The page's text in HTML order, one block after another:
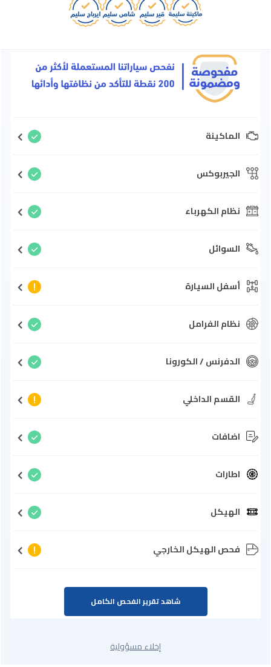
الماكينة
الجيربوكس
نظام الكهرباء
السوائل
أسفل السيارة
نظام الفرامل
الدفرنس / الكورونا
القسم الداخلي
اضافات
اطارات
الهيكل
فحص الهيكل الخارجي
شاهد تقرير الفحص الكامل
إخلاء مسؤولية